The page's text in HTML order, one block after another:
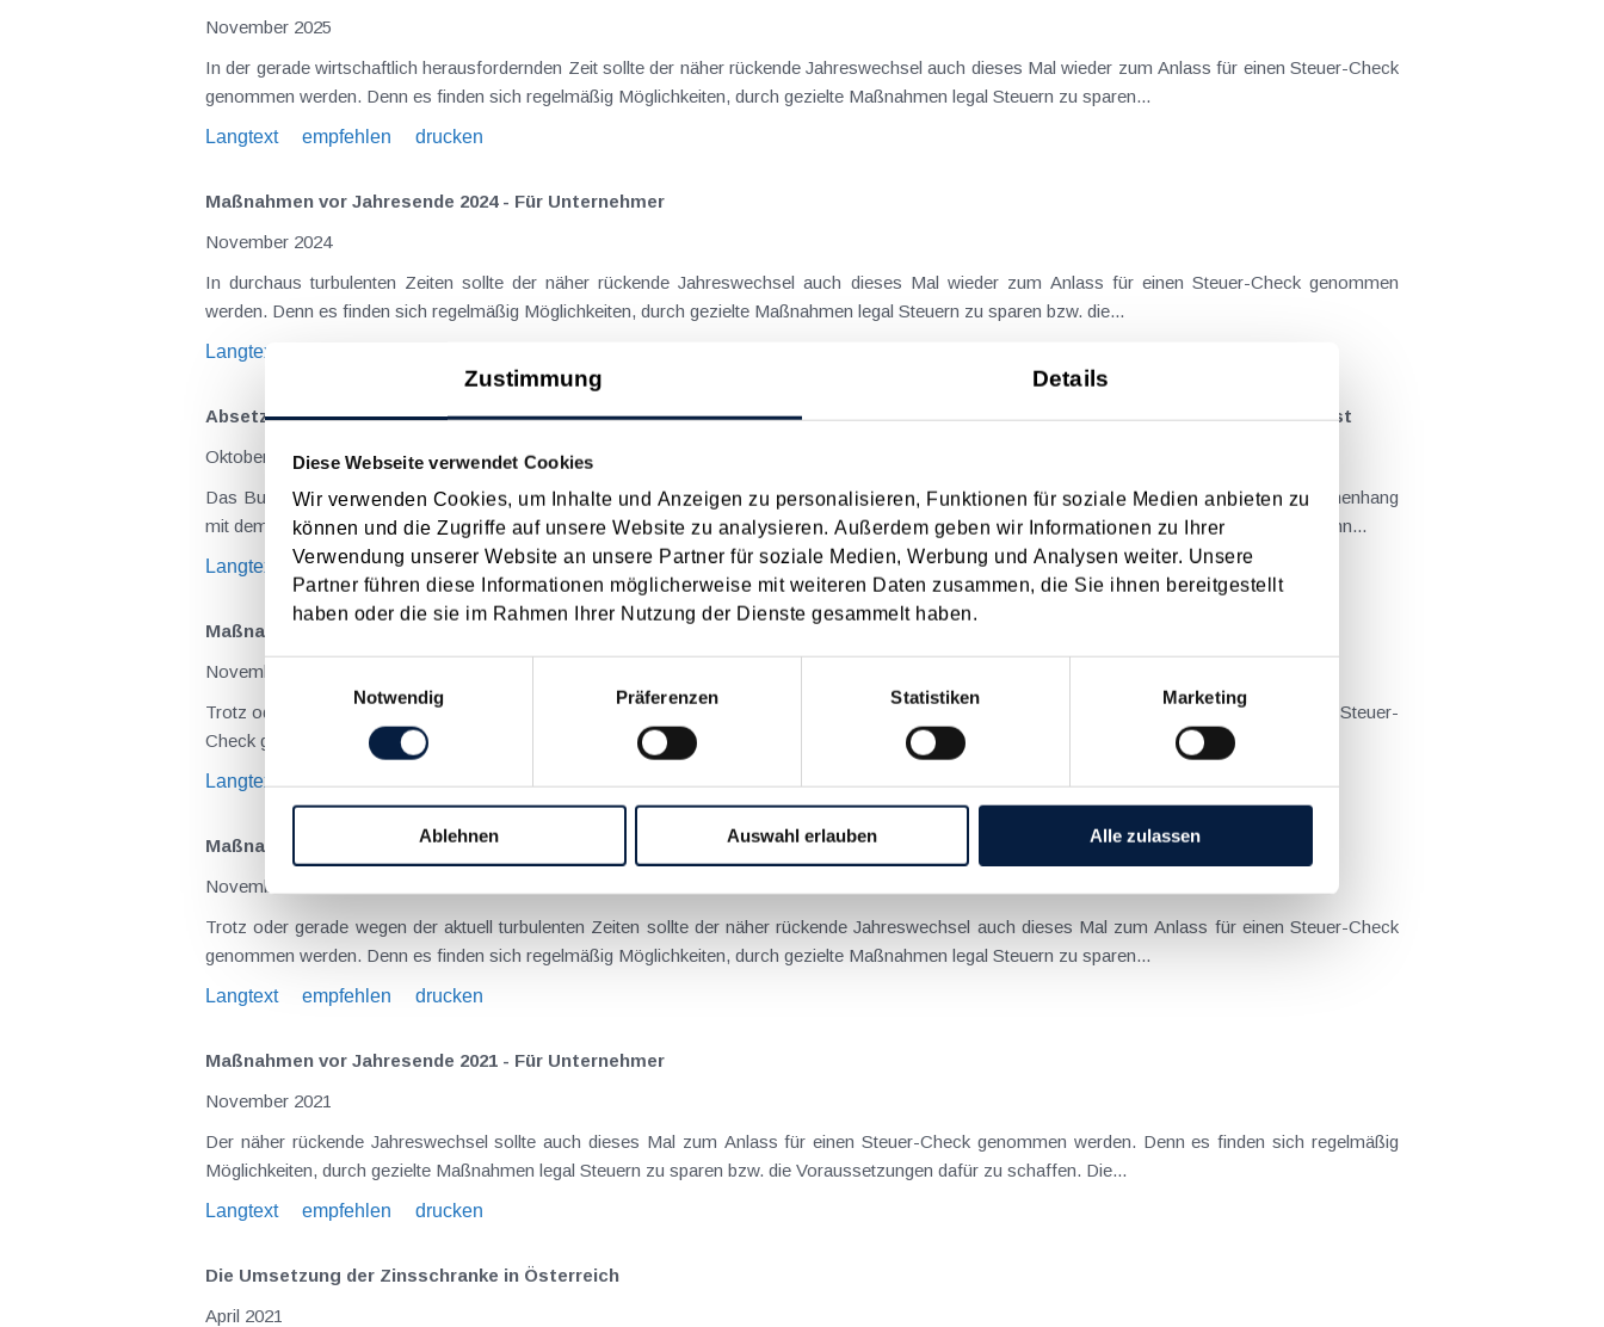
Zustimmung Details
Diese Webseite verwendet Cookies
Wir verwenden Cookies, um Inhalte und Anzeigen zu personalisieren, Funktionen für soziale Medien anbieten zu
können und die Zugriffe auf unsere Website zu analysieren. Außerdem geben wir Informationen zu Ihrer
Verwendung unserer Website an unsere Partner für soziale Medien, Werbung und Analysen weiter. Unsere
Partner führen diese Informationen möglicherweise mit weiteren Daten zusammen, die Sie ihnen bereitgestellt
haben oder die sie im Rahmen Ihrer Nutzung der Dienste gesammelt haben.
Einwilligungsauswahl
Notwendig
Präferenzen Statistiken Marketing
Ablehnen Auswahl erlauben Alle zulassen
November 2025
In der gerade wirtschaftlich herausfordernden Zeit sollte der näher rückende Jahreswechsel auch dieses Mal wieder zum Anlass für einen Steuer-Check
genommen werden. Denn es finden sich regelmäßig Möglichkeiten, durch gezielte Maßnahmen legal Steuern zu sparen...
Langtext
empfehlen drucken
Maßnahmen vor Jahresende 2024 - Für Unternehmer
November 2024
In durchaus turbulenten Zeiten sollte der näher rückende Jahreswechsel auch dieses Mal wieder zum Anlass für einen Steuer-Check genommen
werden. Denn es finden sich regelmäßig Möglichkeiten, durch gezielte Maßnahmen legal Steuern zu sparen bzw. die...
Langtext
Absetzbarkeit von Fremdkapitalzinsen bei Vermietung, wenn der Kredit von einem Familienangehörigen aufgenommen worden ist
Oktober 2024
Das Bundesfinanzgericht (BFG) hatte sich unlängst mit der Frage auseinanderzusetzen (GZ RV/7102072/2017 vom 15.3.2024), ob im Zusammenhang
mit dem kreditfinanzierten Kauf einer anschließend vermieteten Immobilie anfallende Fremdfinanzierungskosten auch dann abzugsfähig sind, wenn...
Langtext
empfehlen drucken
Maßnahmen vor Jahresende 2023 - Für Unternehmer
November 2023
Trotz oder gerade wegen der weiterhin turbulenten Zeiten sollte der näher rückende Jahreswechsel auch dieses Mal wieder zum Anlass für einen Steuer-
Check genommen werden. Denn es finden sich regelmäßig Möglichkeiten, durch gezielte Maßnahmen legal Steuern zu...
Langtext
Maßnahmen vor Jahresende 2022 - Für Unternehmer
November 2022
Trotz oder gerade wegen der aktuell turbulenten Zeiten sollte der näher rückende Jahreswechsel auch dieses Mal zum Anlass für einen Steuer-Check
genommen werden. Denn es finden sich regelmäßig Möglichkeiten, durch gezielte Maßnahmen legal Steuern zu sparen...
Langtext
empfehlen drucken
Maßnahmen vor Jahresende 2021 - Für Unternehmer
November 2021
Der näher rückende Jahreswechsel sollte auch dieses Mal zum Anlass für einen Steuer-Check genommen werden. Denn es finden sich regelmäßig
Möglichkeiten, durch gezielte Maßnahmen legal Steuern zu sparen bzw. die Voraussetzungen dafür zu schaffen. Die...
Langtext
empfehlen drucken
Die Umsetzung der Zinsschranke in Österreich
April 2021